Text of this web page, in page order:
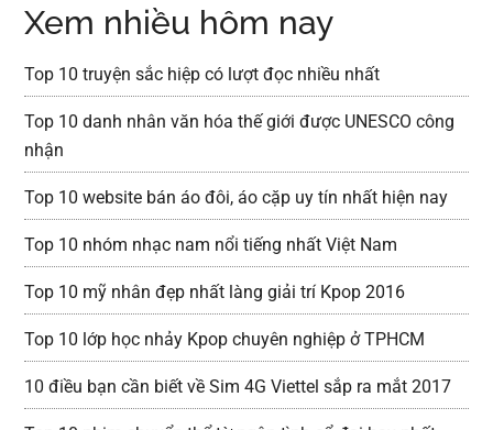
Xem nhiều hôm nay
Top 10 truyện sắc hiệp có lượt đọc nhiều nhất
Top 10 danh nhân văn hóa thế giới được UNESCO công
nhận
Top 10 website bán áo đôi, áo cặp uy tín nhất hiện nay
Top 10 nhóm nhạc nam nổi tiếng nhất Việt Nam
Top 10 mỹ nhân đẹp nhất làng giải trí Kpop 2016
Top 10 lớp học nhảy Kpop chuyên nghiệp ở TPHCM
10 điều bạn cần biết về Sim 4G Viettel sắp ra mắt 2017